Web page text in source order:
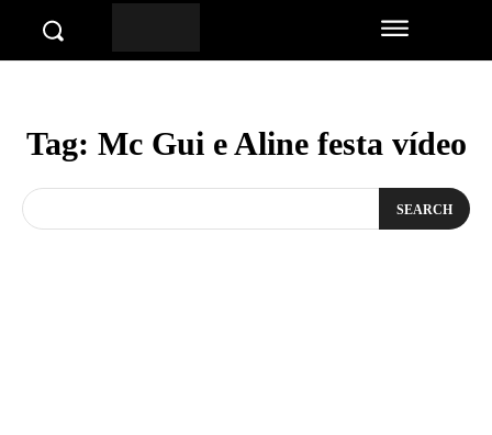
Tag: Mc Gui e Aline festa vídeo
SEARCH